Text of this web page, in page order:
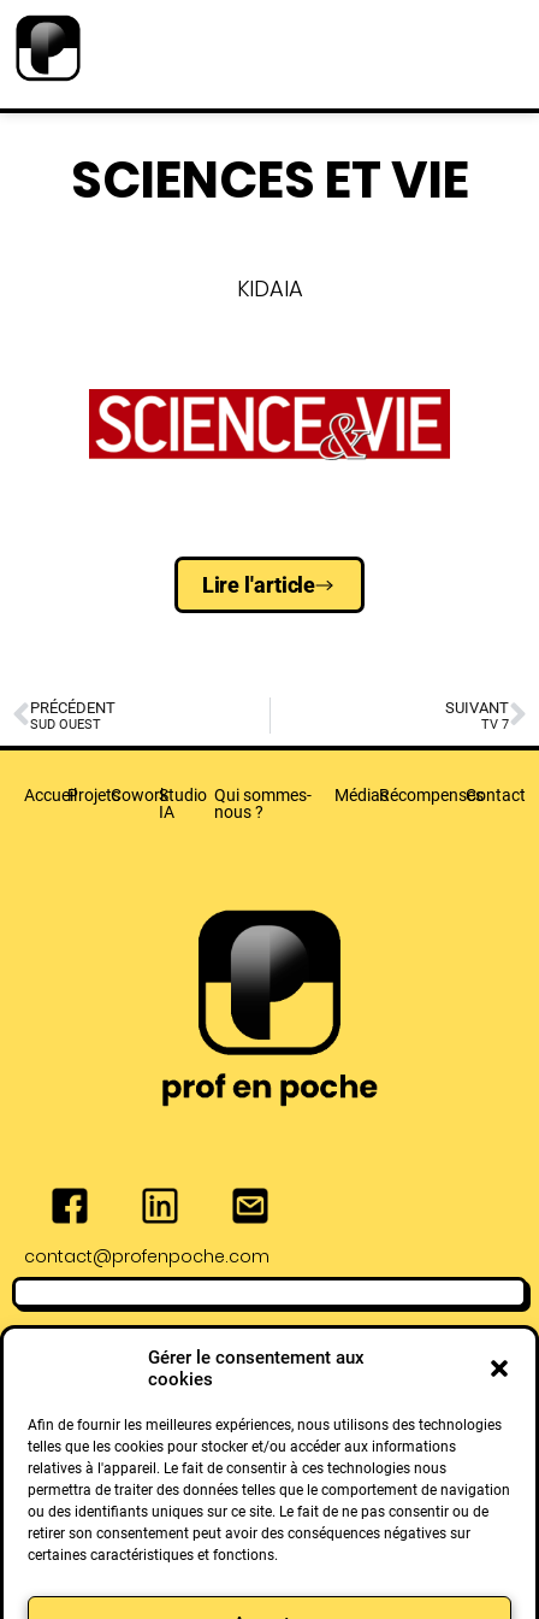
Gérer le consentement aux
cookies
Afin de fournir les meilleures expériences, nous utilisons des technologies
telles que les cookies pour stocker et/ou accéder aux informations
relatives à l'appareil. Le fait de consentir à ces technologies nous
permettra de traiter des données telles que le comportement de navigation
ou des identifiants uniques sur ce site. Le fait de ne pas consentir ou de
retirer son consentement peut avoir des conséquences négatives sur
certaines caractéristiques et fonctions.
SCIENCES ET VIE
KIDAIA
Lire l'article
PRÉCÉDENT
SUD OUEST
SUIVANT
TV 7
AccueilProjetsCoworkStudio
IA
Qui sommes-
nous ?
MédiasRécompensesContact
contact@profenpoche.com
Adresse de Bayonne
28 Rue Lormand,
64100 Bayonne
Adresse de Pau :
4 Rue Serviez,
Retrouvez toutes nos solutions :
Mathia